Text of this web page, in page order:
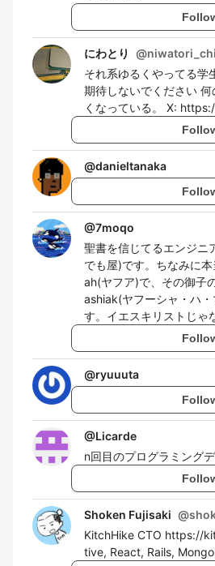
にわとり @
それ系ゆるくやってる学
期待しないでください
くなっている。 X:
@danieltanaka
@7moqo
聖書を信じてるエンジニ
でも屋)です。ちなみに
ah(ヤフア)で、その御子
ashiak(ヤフーシャ・ハ
す。イエスキリストじゃ
@ryuuuta
@Licarde
n回目のプログラミング
Shoken Fujisaki @
KitchHike CTO https://
tive, React, Rails,